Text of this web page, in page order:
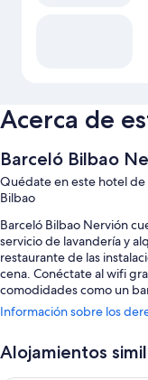
Acerca de
Barceló Bilbao
Quédate en este hotel
Bilbao
Barceló Bilbao Nervión
servicio de lavandería y
restaurante de las
cena. Conéctate al wifi
comodidades como un
También te encantarán
Desayuno bufé (de
baile
Información sobre los
Alojamientos